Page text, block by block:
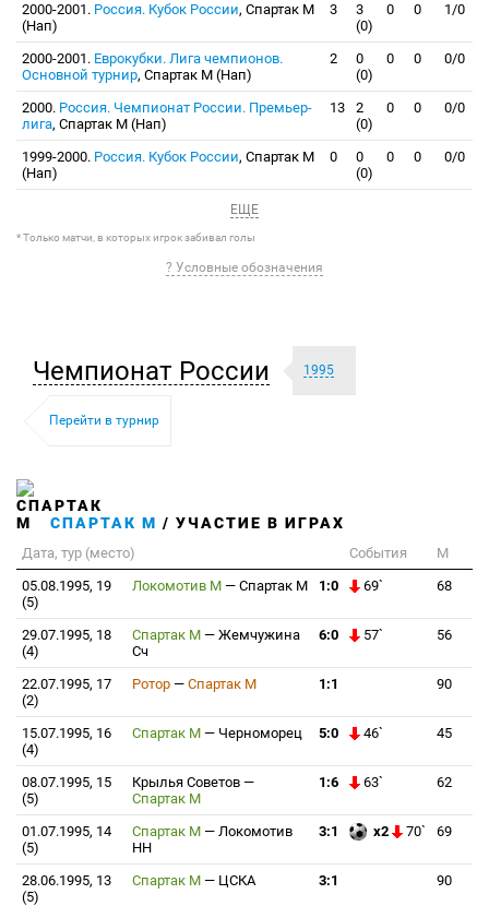
2000-2001. Россия. Кубок России, Спартак М
(Нап)
3
3
(0)
0 0 1/0
2000-2001. Еврокубки. Лига чемпионов.
Основной турнир, Спартак М (Нап)
2
0
(0)
0 0 0/0
2000. Россия. Чемпионат России. Премьер-
лига, Спартак М (Нап)
13
2
(0)
0 0 0/0
1999-2000. Россия. Кубок России, Спартак М
(Нап)
0
0
(0)
0 0 0/0
ЕЩЕ
* Только матчи, в которых игрок забивал голы
? Условные обозначения
Чемпионат России 1995
Перейти в турнир
СПАРТАК М / УЧАСТИЕ В ИГРАХ
Дата, тур (место) События
М
05.08.1995, 19
(5)
Локомотив М — Спартак М 1:0 69` 68
29.07.1995, 18
(4)
Спартак М — Жемчужина
Сч
6:0 57` 56
22.07.1995, 17
(2)
Ротор — Спартак М 1:1 90
15.07.1995, 16
(4)
Спартак М — Черноморец 5:0 46` 45
08.07.1995, 15
(5)
Крылья Советов —
Спартак М
1:6 63` 62
01.07.1995, 14
(5)
Спартак М — Локомотив
НН
3:1 x2 70` 69
28.06.1995, 13
(5)
Спартак М — ЦСКА 3:1 90